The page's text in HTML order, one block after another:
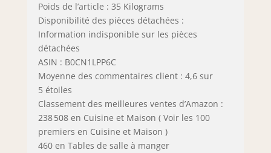
Poids de l’article : 35 Kilograms
Disponibilité des pièces détachées :
Information indisponible sur les pièces
détachées
ASIN : B0CN1LPP6C
Moyenne des commentaires client : 4,6 sur
5 étoiles
Classement des meilleures ventes d’Amazon :
238 508 en Cuisine et Maison ( Voir les 100
premiers en Cuisine et Maison )
460 en Tables de salle à manger